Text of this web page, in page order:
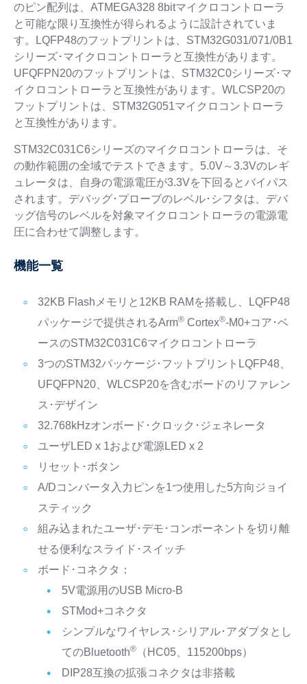
のピン配列は、ATMEGA328 8bitマイクロコントローラ
と可能な限り互換性が得られるように設計されていま
す。LQFP48のフットプリントは、STM32G031/071/0B1
シリーズ･マイクロコントローラと互換性があります。
UFQFPN20のフットプリントは、STM32C0シリーズ･マ
イクロコントローラと互換性があります。WLCSP20の
フットプリントは、STM32G051マイクロコントローラ
と互換性があります。
STM32C031C6シリーズのマイクロコントローラは、そ
の動作範囲の全域でテストできます。5.0V～3.3Vのレギ
ュレータは、自身の電源電圧が3.3Vを下回るとバイパス
されます。デバッグ･プローブのレベル･シフタは、デバ
ッグ信号のレベルを対象マイクロコントローラの電源電
圧に合わせて調整します。
機能一覧
32KB Flashメモリと12KB RAMを搭載し、LQFP48
パッケージで提供されるArm®Cortex®-M0+コア･ベ
ースのSTM32C031C6マイクロコントローラ
3つのSTM32パッケージ･フットプリントLQFP48、
UFQFPN20、WLCSP20を含むボードのリファレン
ス･デザイン
32.768kHzオンボード･クロック･ジェネレータ
ユーザLED x 1および電源LED x 2
リセット･ボタン
A/Dコンバータ入力ピンを1つ使用した5方向ジョイ
スティック
組み込まれたユーザ･デモ･コンポーネントを切り離
せる便利なスライド･スイッチ
ボード･コネクタ：
5V電源用のUSB Micro-B
STMod+コネクタ
シンプルなワイヤレス･シリアル･アダプタとし
てのBluetooth®（HC05、115200bps）
DIP28互換の拡張コネクタは非搭載